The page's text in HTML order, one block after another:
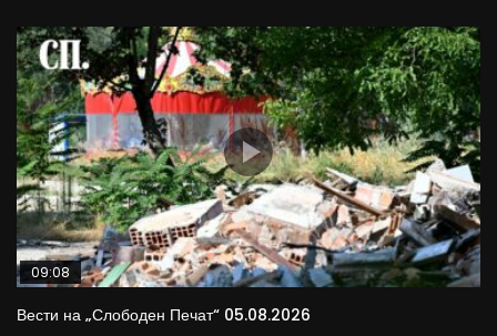
09:08
Вести на „Слободен Печат“ 05.08.2026